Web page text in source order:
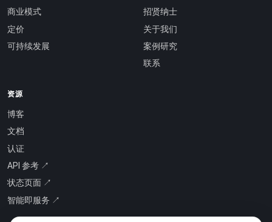
商业模式
定价
可持续发展
招贤纳士
关于我们
案例研究
联系
资源
博客
文档
认证
API 参考 ↗
状态页面 ↗
智能即服务 ↗